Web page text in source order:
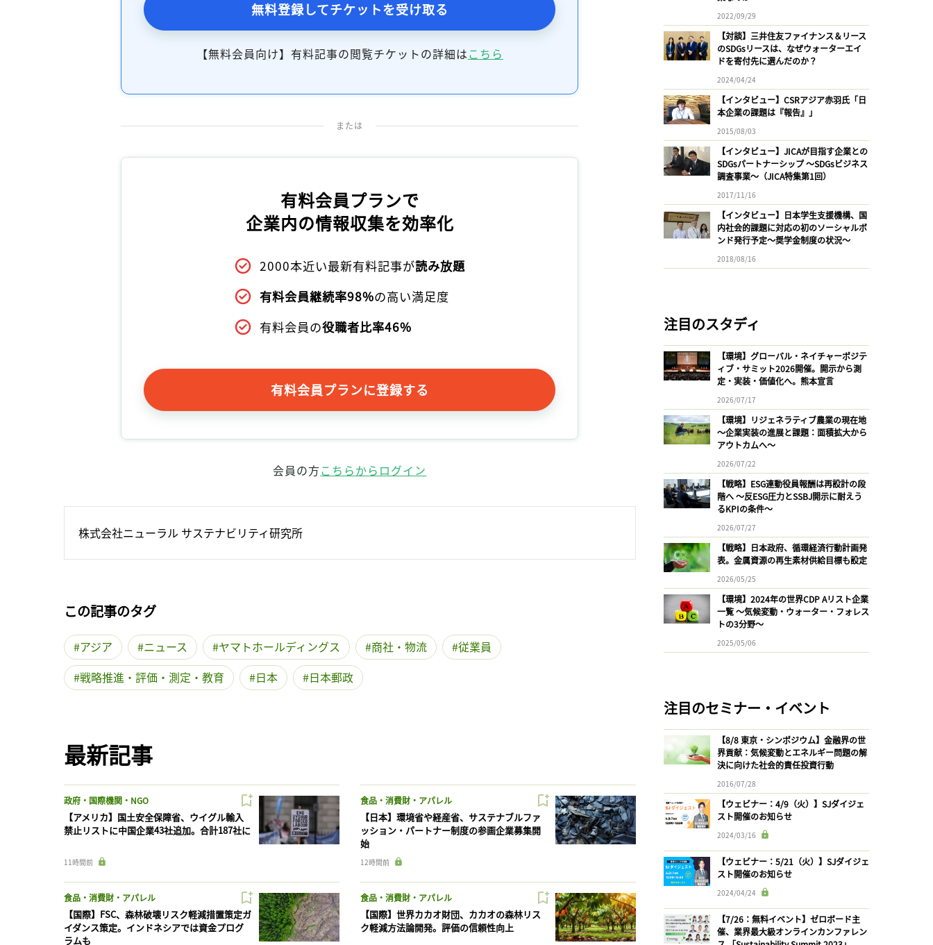
無料登録してチケットを受け取る
【無料会員向け】有料記事の閲覧チケットの詳細はこちら
または
有料会員プランで
企業内の情報収集を効率化
2000本近い最新有料記事が読み放題
有料会員継続率98%の高い満足度
有料会員の役職者比率46%
有料会員プランに登録する
会員の方こちらからログイン
株式会社ニューラル サステナビリティ研究所
この記事のタグ
アジア ニュース ヤマトホールディングス 商社・物流
従業員
戦略推進・評価・測定・教育
日本 日本郵政
最新記事
政府・国際機関・NGO
【アメリカ】国土安全保障省、ウイグル輸入
禁止リストに中国企業43社追加。合計187社に
11時間前
食品・消費財・アパレル
【日本】環境省や経産省、サステナブルファ
ッション・パートナー制度の参画企業募集開
始
12時間前
食品・消費財・アパレル
【国際】FSC、森林破壊リスク軽減措置策定ガ
イダンス策定。インドネシアでは資金プログ
ラムも
食品・消費財・アパレル
【国際】世界カカオ財団、カカオの森林リス
ク軽減方法論開発。評価の信頼性向上
2022/09/29
【対談】三井住友ファイナンス＆リース
のSDGsリースは、なぜウォーターエイ
ドを寄付先に選んだのか？
2024/04/24
【インタビュー】CSRアジア赤羽氏「日
本企業の課題は『報告』」
2015/08/03
【インタビュー】JICAが目指す企業との
SDGsパートナーシップ 〜SDGsビジネス
調査事業〜（JICA特集第1回）
2017/11/16
【インタビュー】日本学生支援機構、国
内社会的課題に対応の初のソーシャルボ
ンド発行予定〜奨学金制度の状況〜
2018/08/16
注目のスタディ
【環境】グローバル・ネイチャーポジテ
ィブ・サミット2026開催。開示から測
定・実装・価値化へ。熊本宣言
2026/07/17
【環境】リジェネラティブ農業の現在地
〜企業実装の進展と課題：面積拡大から
アウトカムへ〜
2026/07/22
【戦略】ESG連動役員報酬は再設計の段
階へ 〜反ESG圧力とSSBJ開示に耐えう
るKPIの条件〜
2026/07/27
【戦略】日本政府、循環経済行動計画発
表。金属資源の再生素材供給目標も設定
2026/05/25
【環境】2024年の世界CDP Aリスト企業
一覧 〜気候変動・ウォーター・フォレス
トの3分野〜
2025/05/06
注目のセミナー・イベント
【8/8 東京・シンポジウム】金融界の世
界貢献：気候変動とエネルギー問題の解
決に向けた社会的責任投資行動
2016/07/28
【ウェビナー：4/9（火）】SJダイジェ
スト開催のお知らせ
2024/03/16
【ウェビナー：5/21（火）】SJダイジェ
スト開催のお知らせ
2024/04/24
【7/26：無料イベント】ゼロボード主
催、業界最大級オンラインカンファレン
記事をお気に入りに保存するには